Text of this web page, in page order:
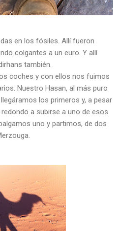
en los fósiles. Allí fueron
colgantes a un euro. Y allí
también.
coches y con ellos nos fuimos
Nuestro Hasan, al más puro
los primeros y, a pesar
a subirse a uno de esos
uno y partimos, de dos